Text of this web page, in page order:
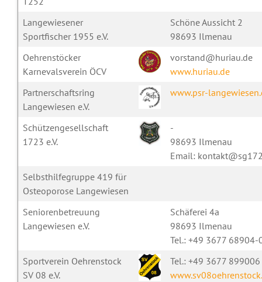
Langewiesener
Sportfischer 1955 e.V.
Schöne Aussicht 2
98693 Ilmenau
Oehrenstöcker
Karnevalsverein ÖCV
vorstand@huriau.de
www.huriau.de
Partnerschaftsring
Langewiesen e.V.
www.psr-
Schützengesellschaft
1723 e.V.
-
98693 Ilmenau
Email:
Selbsthilfegruppe 419 für
Osteoporose Langewiesen
Seniorenbetreuung
Langewiesen e.V.
Schäferei 4a
98693 Ilmenau
Tel.: +49 3677 68904-
Sportverein Oehrenstock
SV 08 e.V.
Tel.: +49 3677 899006